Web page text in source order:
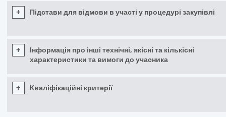
+ Підстави для відмови в участі у процедурі закупівлі
+
Інформація про інші технічні, якісні та кількісні
характеристики та вимоги до учасника
+ Кваліфікаційні критерії